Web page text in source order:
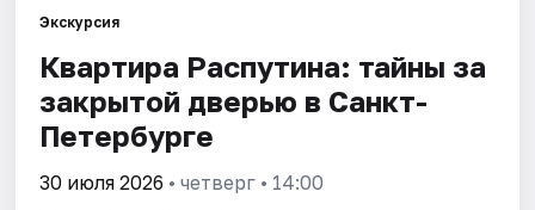
Города
Площадки
Артисты
Экскурсия
Квартира Распутина: тайны за
закрытой дверью в Санкт-
Петербурге
30 июля 2026 • четверг • 14:00